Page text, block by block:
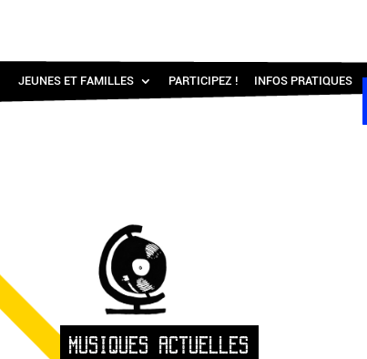
JEUNES ET FAMILLES PARTICIPEZ ! INFOS PRATIQUES
MUSIQUES ACTUELLES